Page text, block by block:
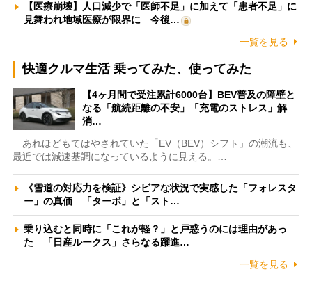
【医療崩壊】人口減少で「医師不足」に加えて「患者不足」に
見舞われ地域医療が限界に 今後…
一覧を見る
快適クルマ生活 乗ってみた、使ってみた
【4ヶ月間で受注累計6000台】BEV普及の障壁と
なる「航続距離の不安」「充電のストレス」解
消…
あれほどもてはやされていた「EV（BEV）シフト」の潮流も、
最近では減速基調になっているように見える。…
《雪道の対応力を検証》シビアな状況で実感した「フォレスタ
ー」の真価 「ターボ」と「スト…
乗り込むと同時に「これが軽？」と戸惑うのには理由があっ
た 「日産ルークス」さらなる躍進…
一覧を見る